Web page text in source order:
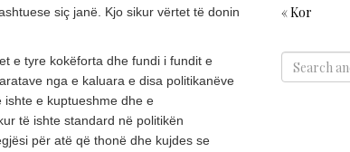
siç janë. Kjo sikur vërtet të donin
e tyre kokëforta dhe fundi i fundit e
nga e kaluara e disa politikanëve
ishte e kuptueshme dhe e
të ishte standard në politikën
për atë që thonë dhe kujdes se
« Kor